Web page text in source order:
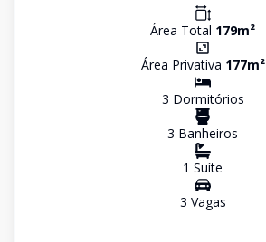
Área Total 179m²
Área Privativa 177m²
3 Dormitórios
3 Banheiros
1 Suíte
3 Vagas